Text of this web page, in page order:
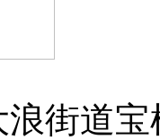
街道